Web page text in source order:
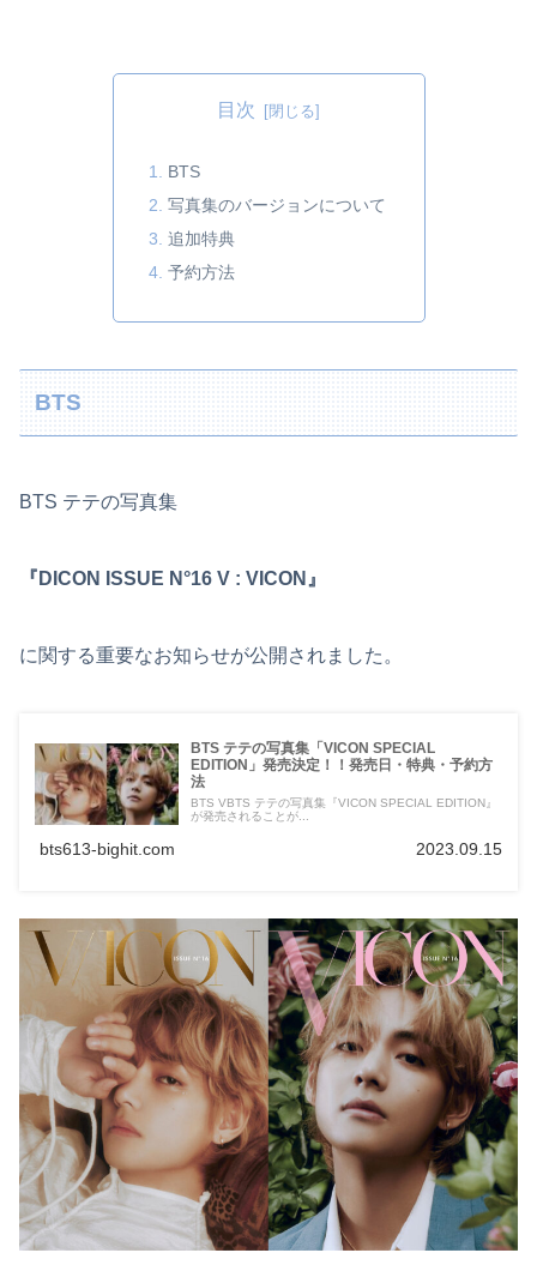
目次
BTS
写真集のバージョンについて
追加特典
予約方法
BTS
BTS テテの写真集
『DICON ISSUE N°16 V : VICON』
に関する重要なお知らせが公開されました。
BTS テテの写真集「VICON SPECIAL
EDITION」発売決定！！発売日・特典・予約方
法
BTS VBTS テテの写真集『VICON SPECIAL EDITION』
が発売されることが...
bts613-bighit.com 2023.09.15